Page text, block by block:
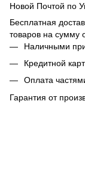
Новой Почтой по
Бесплатная
товаров на сумму
Наличными
Кредитной
Оплата
Гарантия от